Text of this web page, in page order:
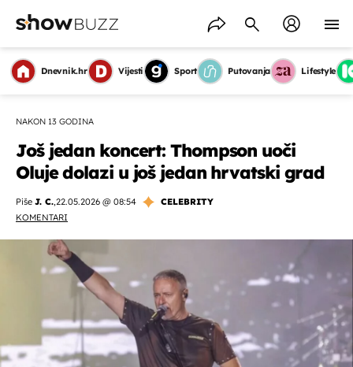
Dnevnik.hr Vijesti Sport Putovanja Lifestyle
NAKON 13 GODINA
Još jedan koncert: Thompson uoči
Oluje dolazi u još jedan hrvatski grad
Piše J. C.,22.05.2026 @ 08:54
CELEBRITY
KOMENTARI
OMOGUĆI OBAVIJESTI